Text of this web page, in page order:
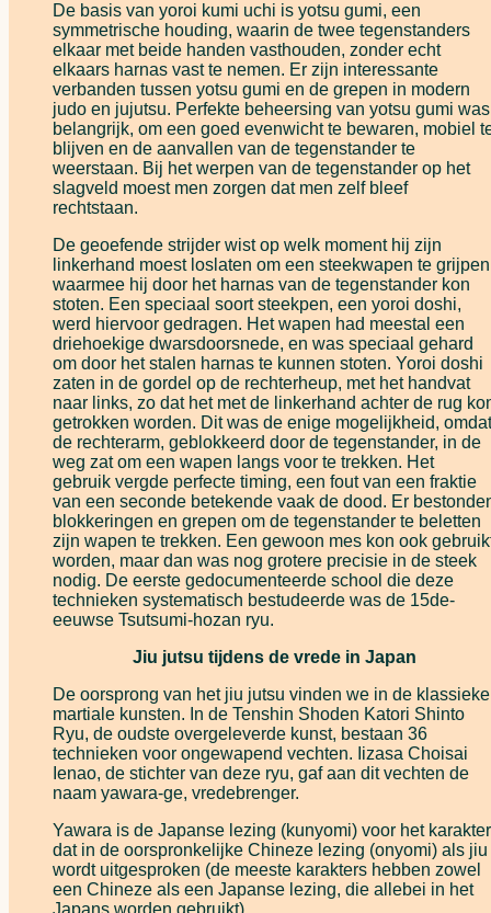
De basis van yoroi kumi uchi is yotsu gumi, een
symmetrische houding, waarin de twee tegenstanders
elkaar met beide handen vasthouden, zonder echt
elkaars harnas vast te nemen. Er zijn interessante
verbanden tussen yotsu gumi en de grepen in modern
judo en jujutsu. Perfekte beheersing van yotsu gumi was
belangrijk, om een goed evenwicht te bewaren, mobiel
blijven en de aanvallen van de tegenstander te
weerstaan. Bij het werpen van de tegenstander op het
slagveld moest men zorgen dat men zelf bleef
rechtstaan.
De geoefende strijder wist op welk moment hij zijn
linkerhand moest loslaten om een steekwapen te
waarmee hij door het harnas van de tegenstander kon
stoten. Een speciaal soort steekpen, een yoroi doshi,
werd hiervoor gedragen. Het wapen had meestal een
driehoekige dwarsdoorsnede, en was speciaal gehard
om door het stalen harnas te kunnen stoten. Yoroi doshi
zaten in de gordel op de rechterheup, met het handvat
naar links, zo dat het met de linkerhand achter de rug
getrokken worden. Dit was de enige mogelijkheid, omdat
de rechterarm, geblokkeerd door de tegenstander, in de
weg zat om een wapen langs voor te trekken. Het
gebruik vergde perfecte timing, een fout van een fraktie
van een seconde betekende vaak de dood. Er
blokkeringen en grepen om de tegenstander te beletten
zijn wapen te trekken. Een gewoon mes kon ook
worden, maar dan was nog grotere precisie in de steek
nodig. De eerste gedocumenteerde school die deze
technieken systematisch bestudeerde was de 15de-
eeuwse Tsutsumi-hozan ryu.
Jiu jutsu tijdens de vrede in Japan
De oorsprong van het jiu jutsu vinden we in de klassieke
martiale kunsten. In de Tenshin Shoden Katori Shinto
Ryu, de oudste overgeleverde kunst, bestaan 36
technieken voor ongewapend vechten. Iizasa Choisai
Ienao, de stichter van deze ryu, gaf aan dit vechten de
naam yawara-ge, vredebrenger.
Yawara is de Japanse lezing (kunyomi) voor het karakter
dat in de oorspronkelijke Chineze lezing (onyomi) als jiu
wordt uitgesproken (de meeste karakters hebben zowel
een Chineze als een Japanse lezing, die allebei in het
Japans worden gebruikt).